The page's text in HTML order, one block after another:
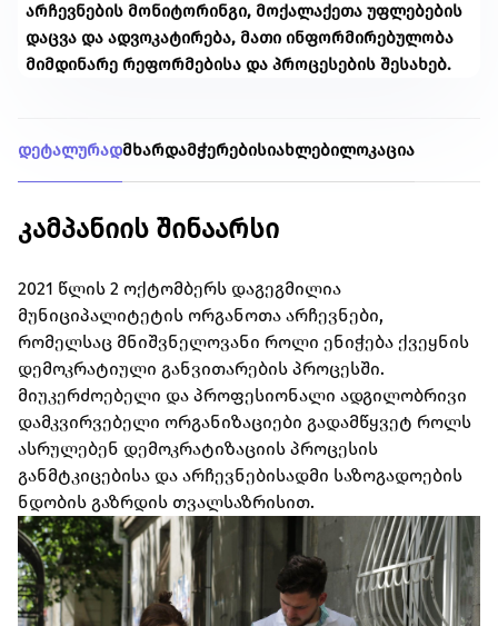
არჩევნების მონიტორინგი, მოქალაქეთა უფლებების
დაცვა და ადვოკატირება, მათი ინფორმირებულობა
მიმდინარე რეფორმებისა და პროცესების შესახებ.
დეტალურადმხარდამჭერებისიახლებილოკაცია
კამპანიის შინაარსი
2021 წლის 2 ოქტომბერს დაგეგმილია
მუნიციპალიტეტის ორგანოთა არჩევნები,
რომელსაც მნიშვნელოვანი როლი ენიჭება ქვეყნის
დემოკრატიული განვითარების პროცესში.
მიუკერძოებელი და პროფესიონალი ადგილობრივი
დამკვირვებელი ორგანიზაციები გადამწყვეტ როლს
ასრულებენ დემოკრატიზაციის პროცესის
განმტკიცებისა და არჩევნებისადმი საზოგადოების
ნდობის გაზრდის თვალსაზრისით.